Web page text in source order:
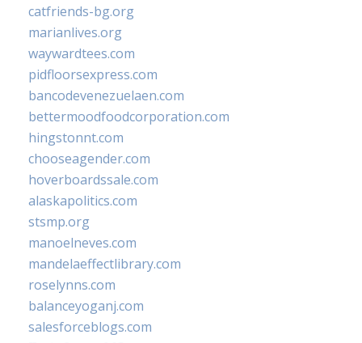
catfriends-bg.org
marianlives.org
waywardtees.com
pidfloorsexpress.com
bancodevenezuelaen.com
bettermoodfoodcorporation.com
hingstonnt.com
chooseagender.com
hoverboardssale.com
alaskapolitics.com
stsmp.org
manoelneves.com
mandelaeffectlibrary.com
roselynns.com
balanceyoganj.com
salesforceblogs.com